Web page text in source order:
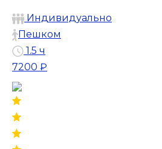
Индивидуально
Пешком
1.5 ч
7200 ₽